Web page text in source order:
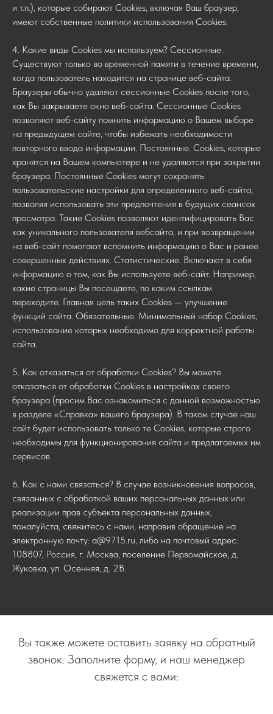
и т.п.), которые собирают Cookies, включая Ваш браузер,
имеют собственные политики использования Cookies.
4. Какие виды Сookies мы используем? Сессионные.
Существуют только во временной памяти в течение времени,
когда пользователь находится на странице веб-сайта.
Браузеры обычно удаляют сессионные Cookies после того,
как Вы закрываете окно веб-сайта. Сессионные Cookies
позволяют веб-сайту помнить информацию о Вашем выборе
на предыдущем сайте, чтобы избежать необходимости
повторного ввода информации. Постоянные. Сookies, которые
хранятся на Вашем компьютере и не удаляются при закрытии
браузера. Постоянные Сookies могут сохранять
пользовательские настройки для определенного веб-сайта,
позволяя использовать эти предпочтения в будущих сеансах
просмотра. Такие Cookies позволяют идентифицировать Вас
как уникального пользователя вебсайта, и при возвращении
на веб-сайт помогают вспомнить информацию о Вас и ранее
совершенных действиях. Статистические. Включают в себя
информацию о том, как Вы используете веб-сайт. Например,
какие страницы Вы посещаете, по каким ссылкам
переходите. Главная цель таких Cookies — улучшение
функций сайта. Обязательные. Минимальный набор Cookies,
использование которых необходимо для корректной работы
сайта.
5. Как отказаться от обработки Сookies? Вы можете
отказаться от обработки Cookies в настройках своего
браузера (просим Вас ознакомиться с данной возможностью
в разделе «Справка» вашего браузера). В таком случае наш
сайт будет использовать только те Cookies, которые строго
необходимы для функционирования сайта и предлагаемых им
сервисов.
6. Как с нами связаться? В случае возникновения вопросов,
связанных с обработкой ваших персональных данных или
реализации прав субъекта персональных данных,
пожалуйста, свяжитесь с нами, направив обращение на
электронную почту: a@9715.ru, либо на почтовый адрес:
108807, Россия, г. Москва, поселение Первомайское, д.
Жуковка, ул. Осенняя, д. 2В.
Вы также можете оставить заявку на обратный
звонок. Заполните форму, и наш менеджер
свяжется с вами: